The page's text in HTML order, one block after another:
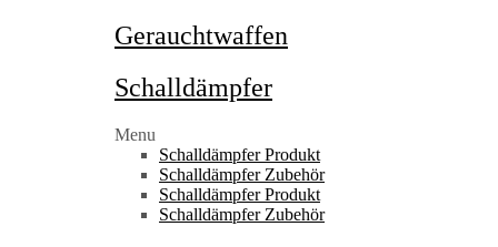
Gerauchtwaffen
Schalldämpfer
Menu
Schalldämpfer Produkt
Schalldämpfer Zubehör
Schalldämpfer Produkt
Schalldämpfer Zubehör